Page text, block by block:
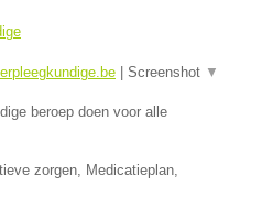
Screenshot ▼
beroep doen voor alle
zorgen, Medicatieplan,